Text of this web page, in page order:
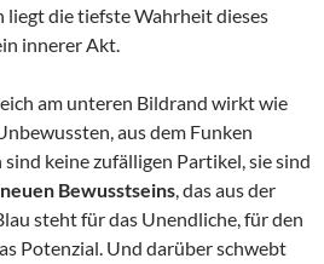
liegt die tiefste Wahrheit dieses
innerer Akt.
am unteren Bildrand wirkt wie
aus dem Funken
keine zufälligen Partikel, sie sind
Bewusstseins, das aus der
steht für das Unendliche, für den
Potenzial. Und darüber schwebt